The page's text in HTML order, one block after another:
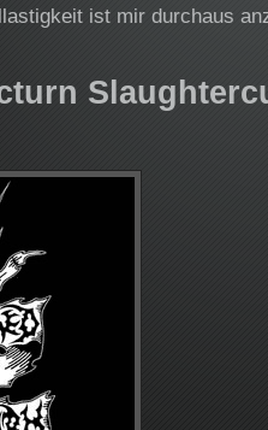
ist mir durchaus